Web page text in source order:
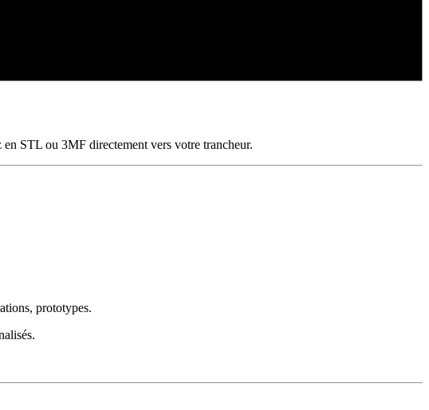
STL ou 3MF directement vers votre trancheur.
prototypes.